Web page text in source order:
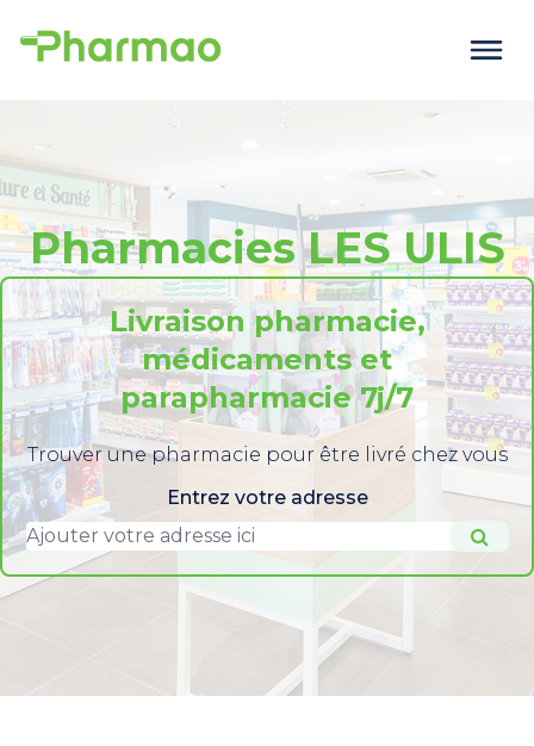
Pharmacies LES ULIS
Livraison pharmacie,
médicaments et
parapharmacie 7j/7
Trouver une pharmacie pour être livré chez vous
Entrez votre adresse